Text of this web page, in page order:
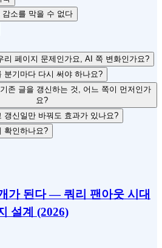
소를 막을 수 없다
리 페이지 문제인가요, AI 쪽 변화인가요?
분기마다 다시 써야 하나요?
존 글을 갱신하는 것, 어느 쪽이 먼저인가
요?
갱신일만 바꿔도 효과가 있나요?
확인하나요?
가 된다 — 쿼리 팬아웃 시대
설계 (2026)